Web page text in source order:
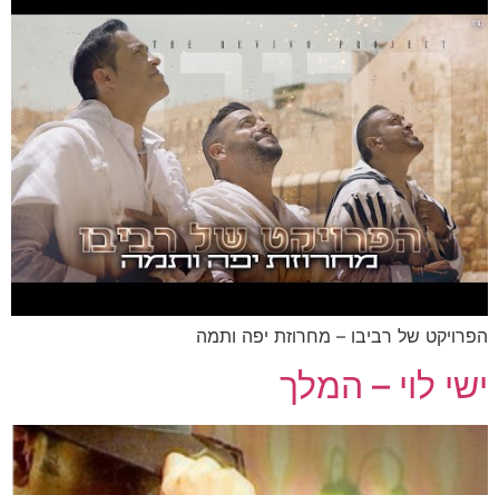
הפרויקט של רביבו – מחרוזת יפה ותמה
ישי לוי – המלך